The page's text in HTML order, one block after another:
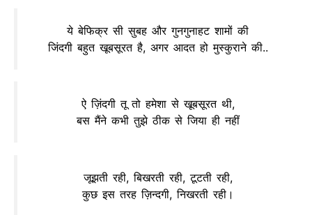
ये बेफिक्र सी सुबह और गुनगुनाहट शामों की
जिंदगी बहुत खूबसूरत है, अगर आदत हो मुस्कुराने की..
ऐ ज़िंदगी तू तो हमेशा से खूबसूरत थी,
बस मैंने कभी तुझे ठीक से जिया ही नहीं
जूझती रही, बिखरती रही, टूटती रही,
कुछ इस तरह ज़िन्दगी, निखरती रही।